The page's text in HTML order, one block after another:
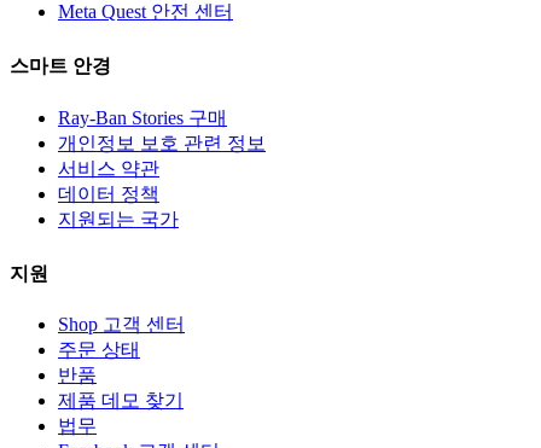
Meta Quest 안전 센터
스마트 안경
Ray-Ban Stories 구매
개인정보 보호 관련 정보
서비스 약관
데이터 정책
지원되는 국가
지원
Shop 고객 센터
주문 상태
반품
제품 데모 찾기
법무